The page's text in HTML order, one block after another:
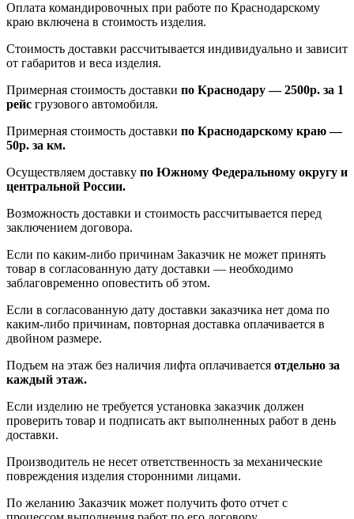
Оплата командировочных при работе по Краснодарскому
краю включена в стоимость изделия.
Стоимость доставки рассчитывается индивидуально и зависит
от габаритов и веса изделия.
Примерная стоимость доставки по Краснодару — 2500р. за 1
рейс грузового автомобиля.
Примерная стоимость доставки по Краснодарскому краю —
50р. за км.
Осуществляем доставку по Южному Федеральному округу и
центральной России.
Возможность доставки и стоимость рассчитывается перед
заключением договора.
Если по каким-либо причинам Заказчик не может принять
товар в согласованную дату доставки — необходимо
заблаговременно оповестить об этом.
Если в согласованную дату доставки заказчика нет дома по
каким-либо причинам, повторная доставка оплачивается в
двойном размере.
Подъем на этаж без наличия лифта оплачивается отдельно за
каждый этаж.
Если изделию не требуется установка заказчик должен
проверить товар и подписать акт выполненных работ в день
доставки.
Производитель не несет ответственность за механические
повреждения изделия сторонними лицами.
По желанию Заказчик может получить фото отчет с